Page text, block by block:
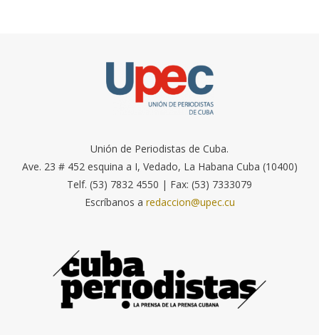
Unión de Periodistas de Cuba.
Ave. 23 # 452 esquina a I, Vedado, La Habana Cuba (10400)
Telf. (53) 7832 4550 | Fax: (53) 7333079
Escríbanos a redaccion@upec.cu